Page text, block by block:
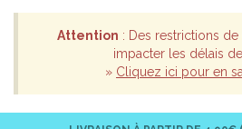
Attention : Des restrictions
impacter les délais
» Cliquez ici pour en